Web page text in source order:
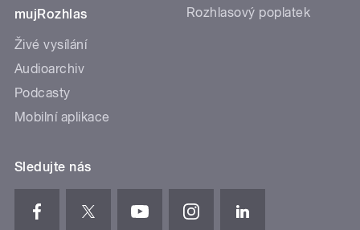
mujRozhlas
Živé vysílání
Audioarchiv
Podcasty
Mobilní aplikace
Rozhlasový poplatek
Sledujte nás